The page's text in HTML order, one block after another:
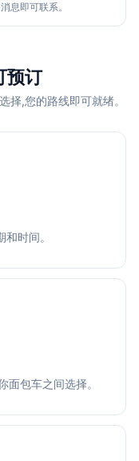
息即可联系。
预订
,您的路线即可就绪。
时间。
包车之间选择。